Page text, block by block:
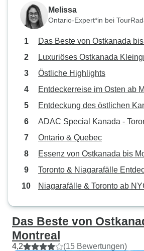
Melissa
Ontario-Expert*in bei
Das Beste von Ostkanada bis
Luxuriöses Ostkanada
Östliche Highlights
Entdeckerreise im Osten ab
Entdeckung des östlichen
ADAC Special Kanada -
Ontario & Quebec
Essenz von Ostkanada bis
Toronto & Niagarafälle
Niagarafälle & Toronto ab
Das Beste von
Montreal
4,2 (15 Bewertungen)